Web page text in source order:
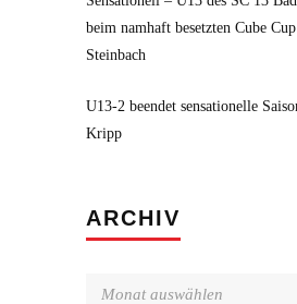
beim namhaft besetzten Cube
Steinbach
U13-2 beendet sensationelle
Kripp
ARCHIV